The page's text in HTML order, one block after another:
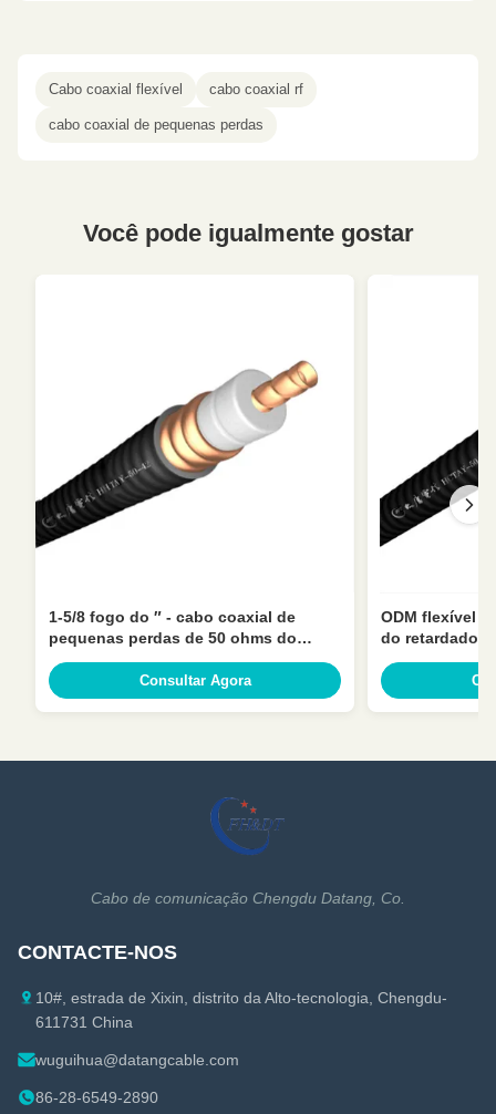
Cabo coaxial flexível cabo coaxial rf
cabo coaxial de pequenas perdas
Você pode igualmente gostar
1-5/8 fogo do ″ - cabo coaxial de
pequenas perdas de 50 ohms do
retardador para a telecomunicação
Consultar Agora
ODM flexível
do retardador
revestimento
Cabo de comunicação Chengdu Datang, Co.
CONTACTE-NOS
10#, estrada de Xixin, distrito da Alto-tecnologia, Chengdu-
611731 China
wuguihua@datangcable.com
86-28-6549-2890